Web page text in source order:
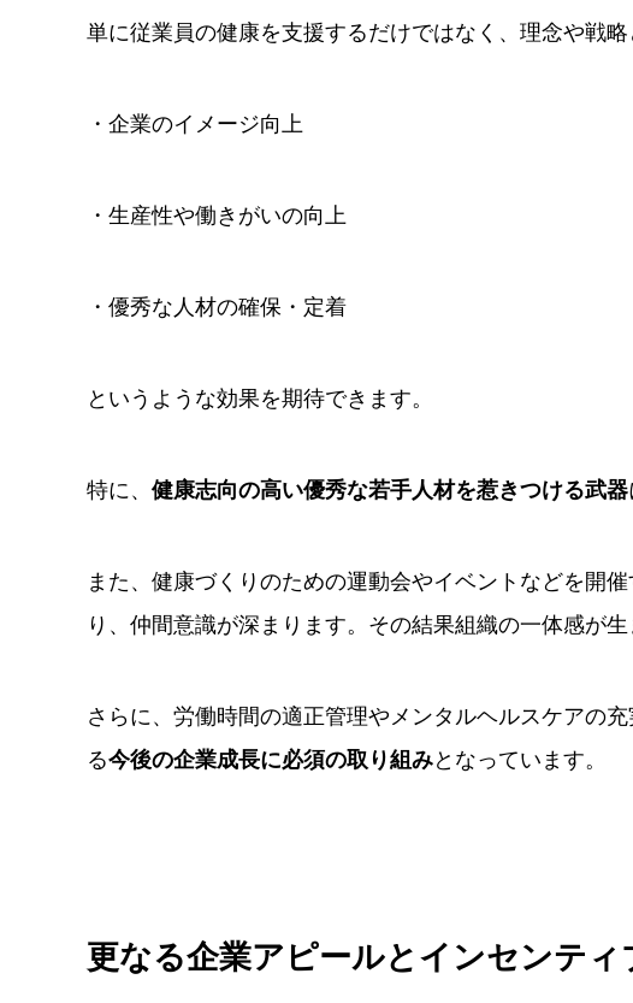
単に従業員の健康を支援するだけではなく、理念や戦略
・企業のイメージ向上
・生産性や働きがいの向上
・優秀な人材の確保・定着
というような効果を期待できます。
特に、 健康志向の高い優秀な若手人材を惹きつける武器
また、健康づくりのための運動会やイベントなどを開
り、仲間意識が深まります。その結果組織の一体感が
さらに、労働時間の適正管理やメンタルヘルスケアの
る今後の企業成長に必須の取り組みとなっています。
更なる企業アピールとインセンテ